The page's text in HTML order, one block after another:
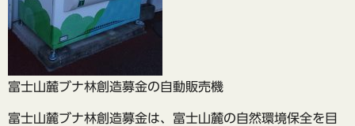
富士山麓ブナ林創造募金の自動販売機
富士山麓ブナ林創造募金は、富士山麓の自然環境保全を目